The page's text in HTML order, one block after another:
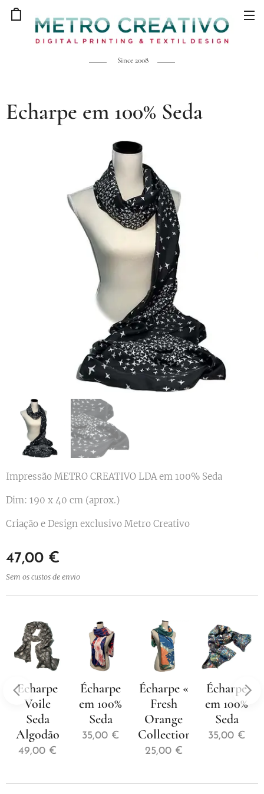
Since 2008
Echarpe em 100% Seda
Impressão METRO CREATIVO LDA em 100% Seda
Dim: 190 x 40 cm (aprox.)
Criação e Design exclusivo Metro Creativo
47,00 €
Sem os custos de envio
Echarpe
Voile
Seda
Algodão
49,00 €
Écharpe
em 100%
Seda
35,00 €
Écharpe «
Fresh
Orange
Collection»
25,00€
Écharpe
em 100%
Seda
35,00 €